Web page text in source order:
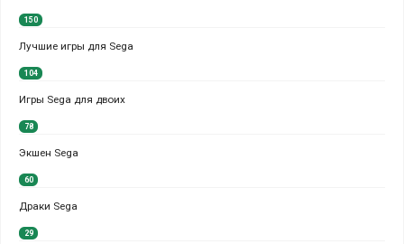
150
Лучшие игры для Sega
104
Игры Sega для двоих
78
Экшен Sega
60
Драки Sega
29